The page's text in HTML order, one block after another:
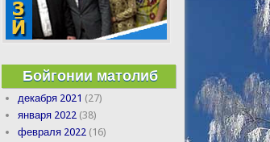
Бойгонии матолиб
декабря 2021 (27)
января 2022 (38)
февраля 2022 (16)